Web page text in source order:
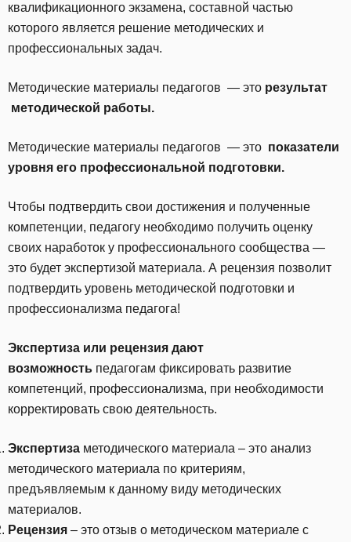
квалификационного экзамена, составной частью
которого является решение методических и
профессиональных задач.
Методические материалы педагогов — это результат
методической работы.
Методические материалы педагогов — это показатели
уровня его профессиональной подготовки.
Чтобы подтвердить свои достижения и полученные
компетенции, педагогу необходимо получить оценку
своих наработок у профессионального сообщества —
это будет экспертизой материала. А рецензия позволит
подтвердить уровень методической подготовки и
профессионализма педагога!
Экспертиза или рецензия дают
возможность педагогам фиксировать развитие
компетенций, профессионализма, при необходимости
корректировать свою деятельность.
Экспертиза методического материала – это анализ
методического материала по критериям,
предъявляемым к данному виду методических
материалов.
Рецензия – это отзыв о методическом материале с